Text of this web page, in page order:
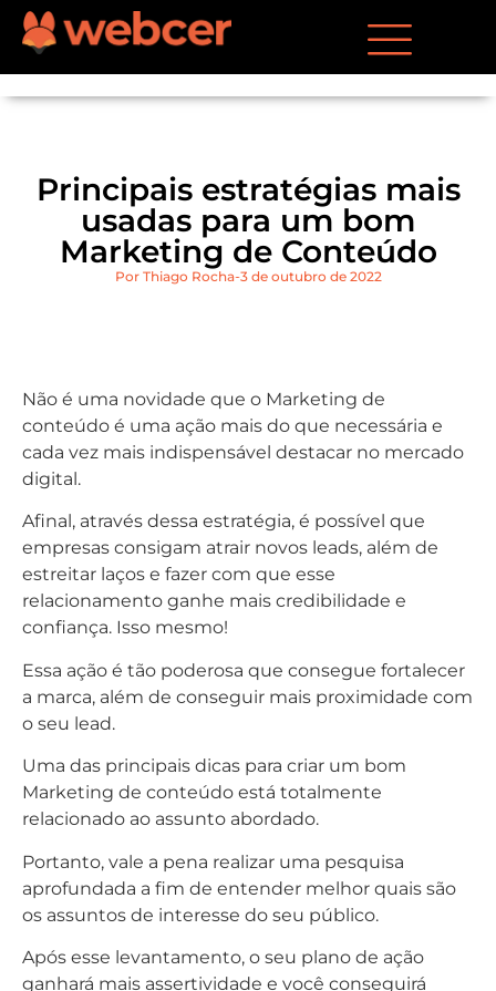
Principais estratégias mais
usadas para um bom
Marketing de Conteúdo
PorThiago Rocha 3 de outubro de 2022
Não é uma novidade que o Marketing de
conteúdo é uma ação mais do que necessária e
cada vez mais indispensável destacar no mercado
digital.
Afinal, através dessa estratégia, é possível que
empresas consigam atrair novos leads, além de
estreitar laços e fazer com que esse
relacionamento ganhe mais credibilidade e
confiança. Isso mesmo!
Essa ação é tão poderosa que consegue fortalecer
a marca, além de conseguir mais proximidade com
o seu lead.
Uma das principais dicas para criar um bom
Marketing de conteúdo está totalmente
relacionado ao assunto abordado.
Portanto, vale a pena realizar uma pesquisa
aprofundada a fim de entender melhor quais são
os assuntos de interesse do seu público.
Após esse levantamento, o seu plano de ação
ganhará mais assertividade e você conseguirá